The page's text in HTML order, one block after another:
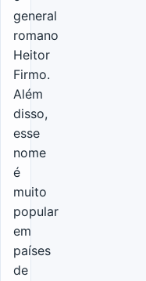
general
romano
Heitor
Firmo.
Além
disso,
esse
nome
é
muito
popular
em
países
de